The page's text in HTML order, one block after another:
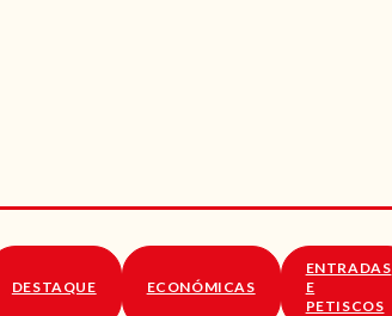
SOBRE NÓS
DESTAQUE ECONÓMICAS
ENTRADAS
E
PETISCOS